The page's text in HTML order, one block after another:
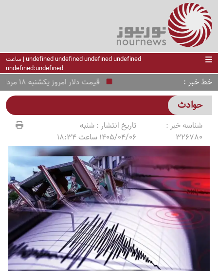
undefined undefined undefined undefined | ساعت
undefined:undefined
خط خبر قیمت دلار امروز یکشنبه 18 مرداد 1405؛ عقب‌نشینی یورو
حوادث
شناسه خبر :
326780
تاریخ انتشار :شنبه
1405/04/06 ساعت 18:34